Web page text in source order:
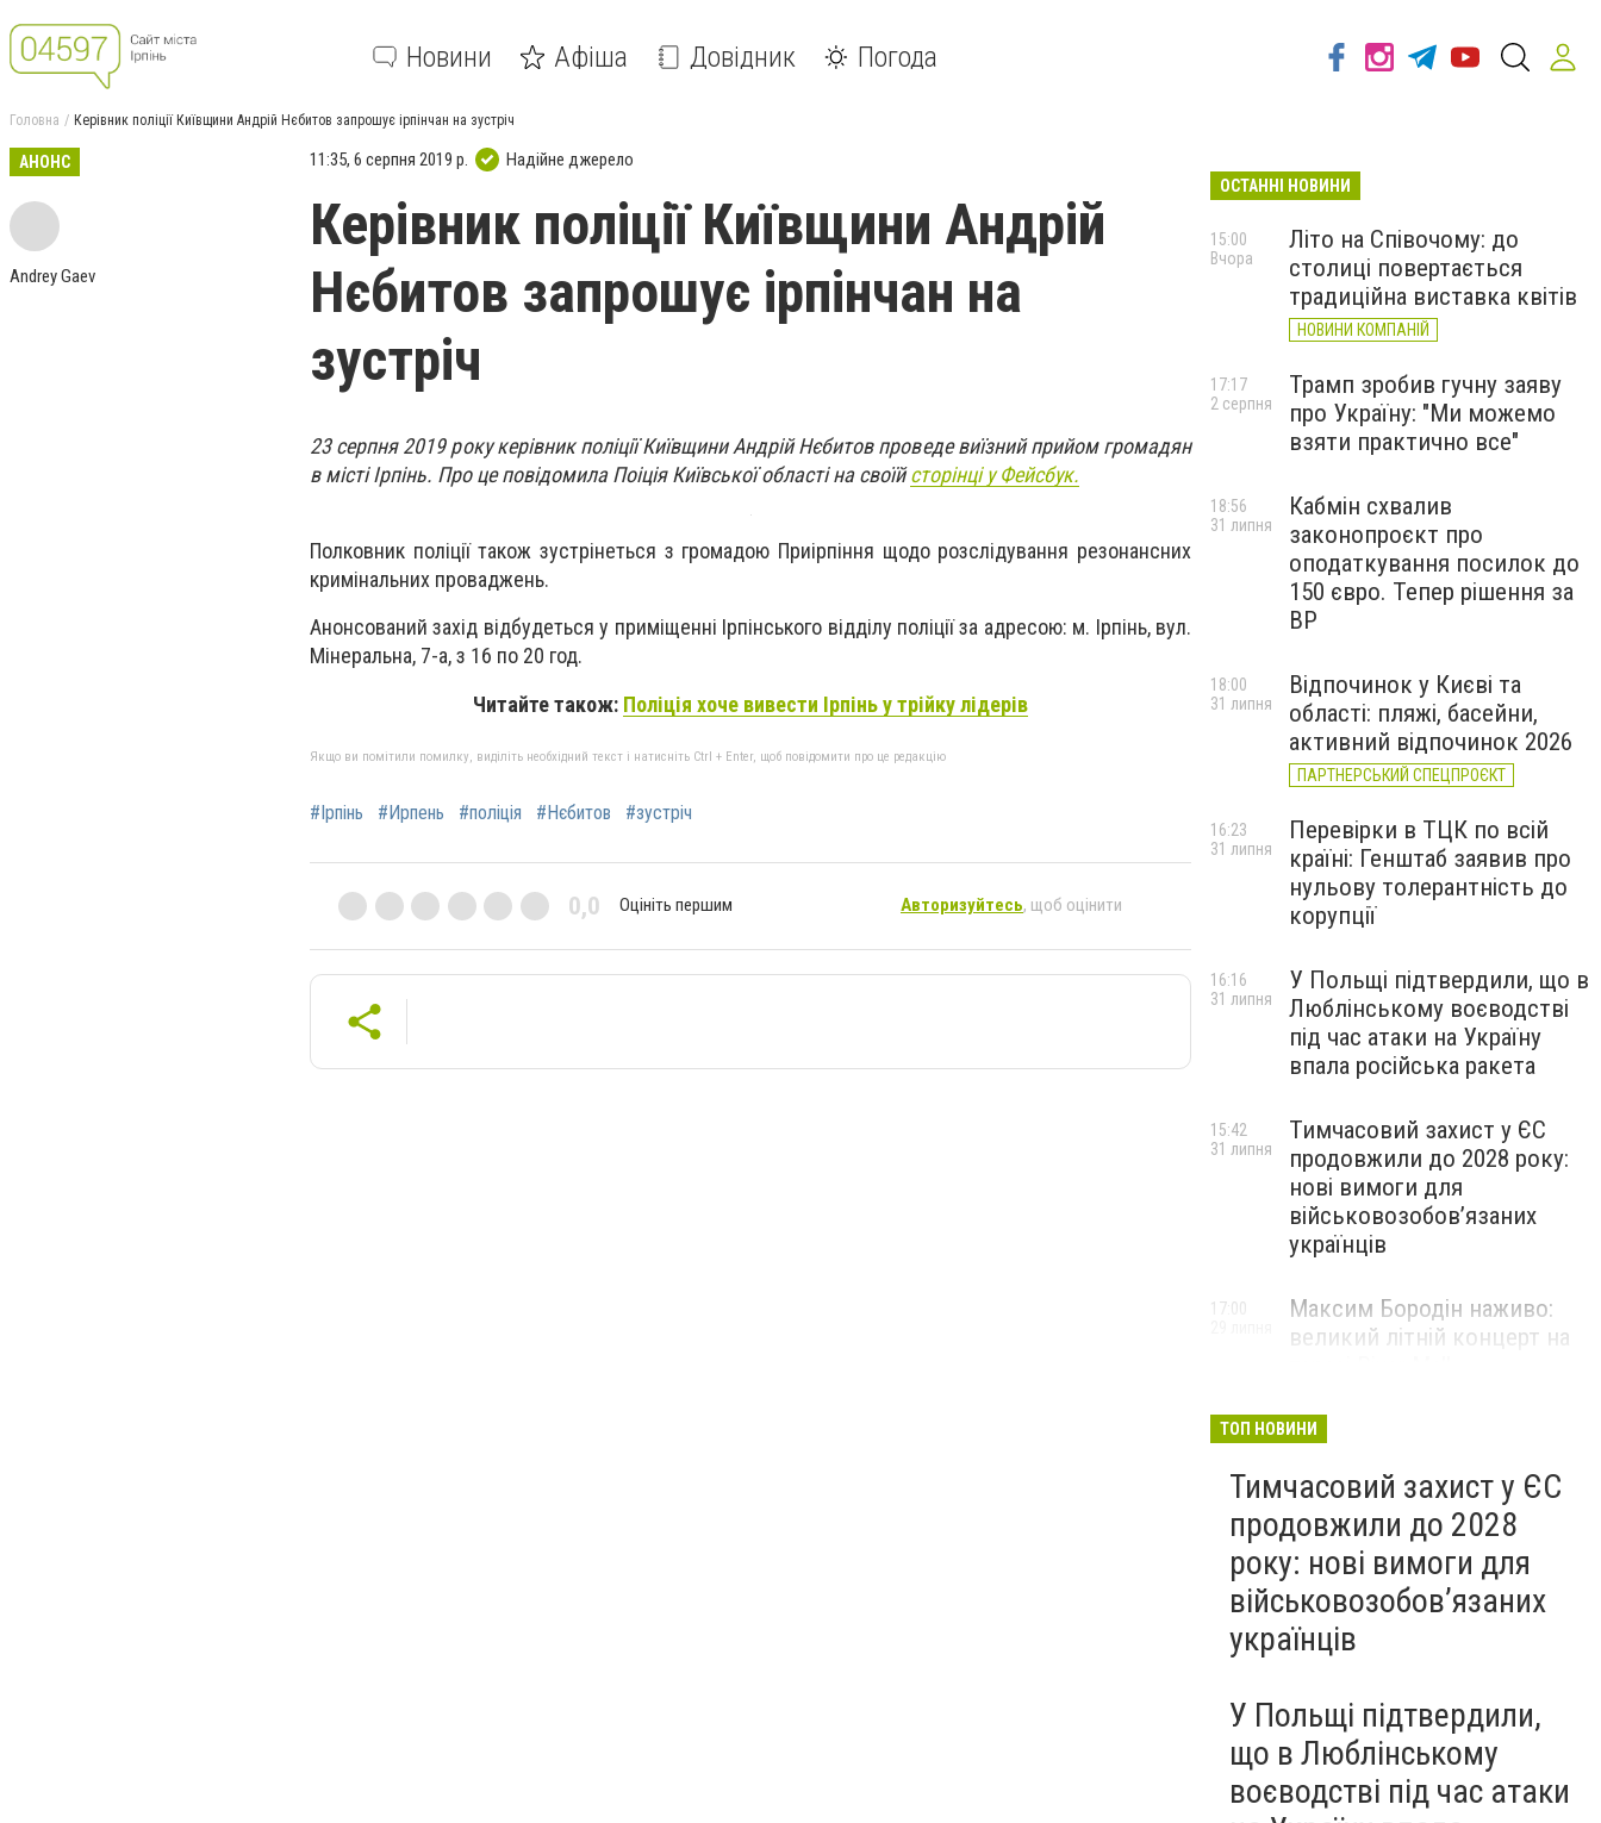
Новини Афіша Довідник Погода
Головна Керівник поліції Київщини Андрій Нєбитов запрошує ірпінчан на зустріч
АНОНС
Andrey Gaev
11:35, 6 серпня 2019 р. Надійне джерело
Керівник поліції Київщини Андрій
Нєбитов запрошує ірпінчан на
зустріч
23 серпня 2019 року керівник поліції Київщини Андрій Нєбитов проведе виїзний прийом громадян
в місті Ірпінь. Про це повідомила Поіція Київської області на своїйсторінці у Фейсбук.
Полковник поліції також зустрінеться з громадою Приірпіння щодо розслідування резонансних
кримінальних проваджень.
Анонсований захід відбудеться у приміщенні Ірпінського відділу поліції за адресою: м. Ірпінь, вул.
Мінеральна, 7-а, з 16 по 20 год.
Читайте також: Поліція хоче вивести Ірпінь у трійку лідерів
Якщо ви помітили помилку, виділіть необхідний текст і натисніть Ctrl + Enter, щоб повідомити про це редакцію
#Ірпінь #Ирпень #поліція #Нєбитов #зустріч
0,0 Оцініть першим Авторизуйтесь, щоб оцінити
ОСТАННІ НОВИНИ
Літо на Співочому: до
столиці повертається
традиційна виставка квітів
НОВИНИ КОМПАНІЙ
15:00
Вчора
Трамп зробив гучну заяву
про Україну: "Ми можемо
взяти практично все"
17:17
2 серпня
Кабмін схвалив
законопроєкт про
оподаткування посилок до
150 євро. Тепер рішення за
ВР
18:56
31 липня
Відпочинок у Києві та
області: пляжі, басейни,
активний відпочинок 2026
ПАРТНЕРСЬКИЙ СПЕЦПРОЄКТ
18:00
31 липня
Перевірки в ТЦК по всій
країні: Генштаб заявив про
нульову толерантність до
корупції
16:23
31 липня
У Польщі підтвердили, що в
Люблінському воєводстві
під час атаки на Україну
впала російська ракета
16:16
31 липня
Тимчасовий захист у ЄС
продовжили до 2028 року:
нові вимоги для
військовозобов’язаних
українців
15:42
31 липня
Максим Бородін наживо:
великий літній концерт на
17:00
ТОП НОВИНИ
Тимчасовий захист у ЄС
продовжили до 2028
року: нові вимоги для
військовозобов’язаних
українців
У Польщі підтвердили,
що в Люблінському
воєводстві під час атаки